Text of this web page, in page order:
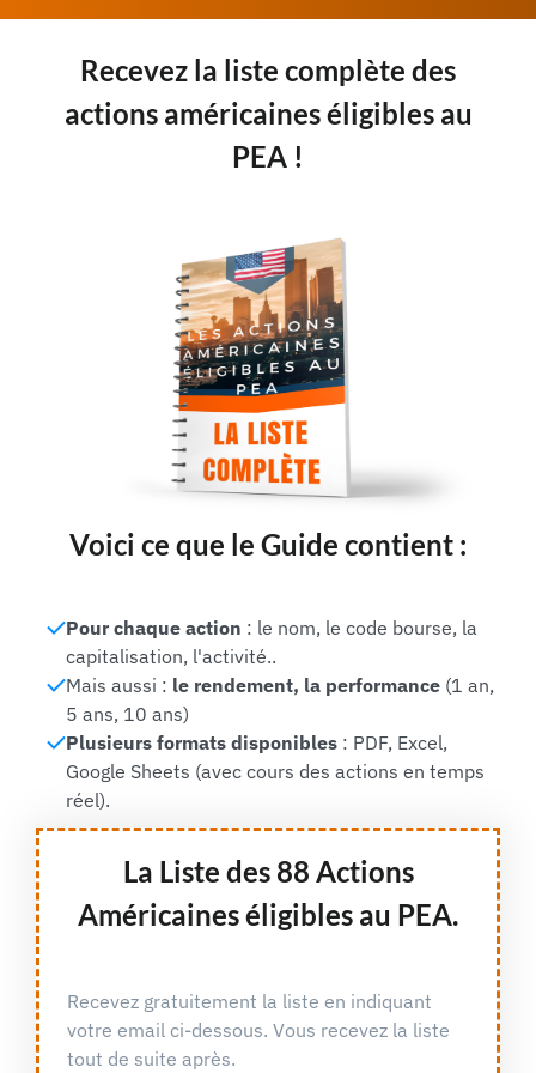
Recevez la liste complète des
actions américaines éligibles au
PEA !
Voici ce que le Guide contient :
Pour chaque action : le nom, le code bourse, la
capitalisation, l'activité..
Mais aussi : le rendement, la performance(1 an,
5 ans, 10 ans)
Plusieurs formats disponibles: PDF, Excel,
Google Sheets (avec cours des actions en temps
réel).
La Liste des 88 Actions
Américaines éligibles au PEA.
Recevez gratuitement la liste en indiquant
votre email ci-dessous. Vous recevez la liste
tout de suite après.